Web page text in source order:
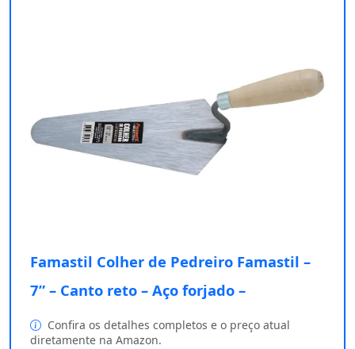
Famastil Colher de Pedreiro Famastil –
7” – Canto reto – Aço forjado –
Confira os detalhes completos e o preço atual
diretamente na Amazon.